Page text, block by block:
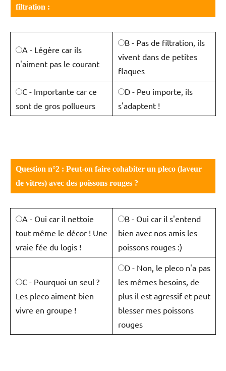
filtration :
A - Légère car ils
n'aiment pas le courant
B - Pas de filtration, ils
vivent dans de petites
flaques
C - Importante car ce
sont de gros pollueurs
D - Peu importe, ils
s'adaptent !
Question n°2 : Peut-on faire cohabiter un pleco (laveur
de vitres) avec des poissons rouges ?
A - Oui car il nettoie
tout même le décor ! Une
vraie fée du logis !
B - Oui car il s'entend
bien avec nos amis les
poissons rouges :)
C - Pourquoi un seul ?
Les pleco aiment bien
vivre en groupe !
D - Non, le pleco n'a pas
les mêmes besoins, de
plus il est agressif et peut
blesser mes poissons
rouges